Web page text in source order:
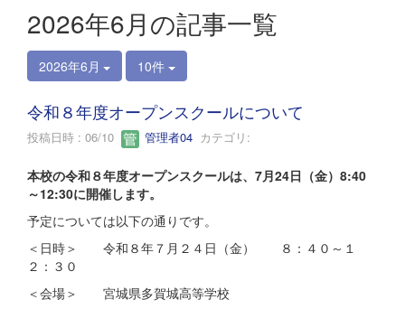
2026年6月の記事一覧
2026年6月 10件
令和８年度オープンスクールについて
投稿日時 : 06/10 管理者04 カテゴリ:
本校の令和８年度オープンスクールは、7月24日（金）8:40
～12:30に開催します。
予定については以下の通りです。
＜日時＞ 令和８年７月２４日（金） ８：４０～１
２：３０
＜会場＞ 宮城県多賀城高等学校